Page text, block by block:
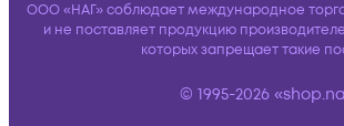
ООО «НАГ» соблюдает международное
и не поставляет продукцию
которых запрещает такие
© 1995-2026